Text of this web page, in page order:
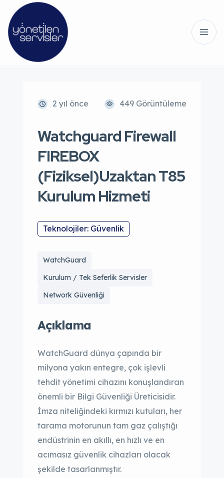
2 yıl önce 449 Görüntüleme
Watchguard Firewall
FIREBOX
(Fiziksel)Uzaktan T85
Kurulum Hizmeti
Teknolojiler: Güvenlik
WatchGuard
Kurulum / Tek Seferlik Servisler
Network Güvenliği
Açıklama
WatchGuard dünya çapında bir
milyona yakın entegre, çok işlevli
tehdit yönetimi cihazını konuşlandıran
önemli bir Bilgi Güvenliği Üreticisidir.
İmza niteliğindeki kırmızı kutuları, her
tarama motorunun tam gaz çalıştığı
endüstrinin en akıllı, en hızlı ve en
acımasız güvenlik cihazları olacak
şekilde tasarlanmıştır.